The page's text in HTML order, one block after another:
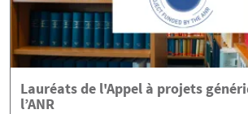
Lauréats de l'Appel à projets
l’ANR